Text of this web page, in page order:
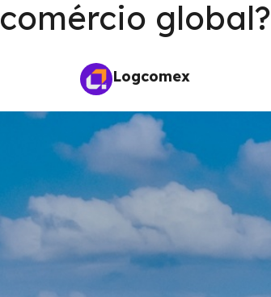
comércio global?
Logcomex